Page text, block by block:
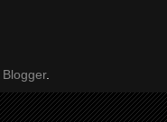
Blogger.